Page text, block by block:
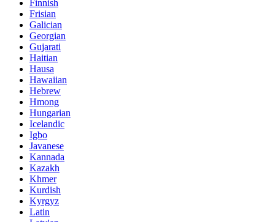
Finnish
Frisian
Galician
Georgian
Gujarati
Haitian
Hausa
Hawaiian
Hebrew
Hmong
Hungarian
Icelandic
Igbo
Javanese
Kannada
Kazakh
Khmer
Kurdish
Kyrgyz
Latin